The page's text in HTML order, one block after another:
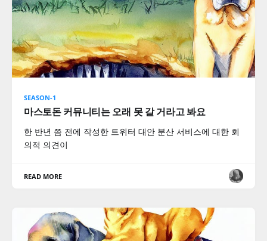
SEASON-1
마스토돈 커뮤니티는 오래 못 갈 거라고 봐요
한 반년 쯤 전에 작성한 트위터 대안 분산 서비스에 대한 회
의적 의견이
READ MORE